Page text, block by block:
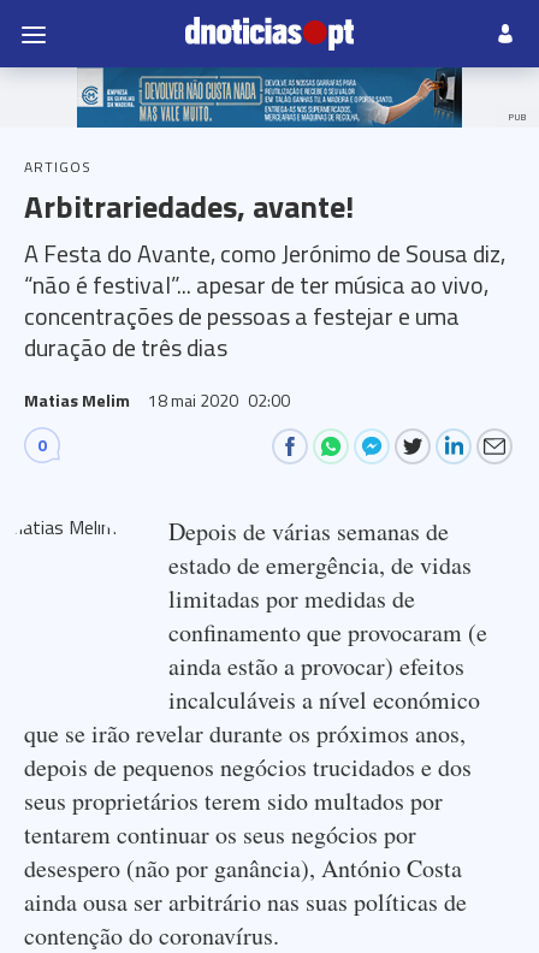
PUB
ARTIGOS
Arbitrariedades, avante!
A Festa do Avante, como Jerónimo de Sousa diz,
“não é festival”... apesar de ter música ao vivo,
concentrações de pessoas a festejar e uma
duração de três dias
Matias Melim 18 mai 2020 02:00
0
Depois de várias semanas de
estado de emergência, de vidas
limitadas por medidas de
confinamento que provocaram (e
ainda estão a provocar) efeitos
incalculáveis a nível económico
que se irão revelar durante os próximos anos,
depois de pequenos negócios trucidados e dos
seus proprietários terem sido multados por
tentarem continuar os seus negócios por
desespero (não por ganância), António Costa
ainda ousa ser arbitrário nas suas políticas de
contenção do coronavírus.